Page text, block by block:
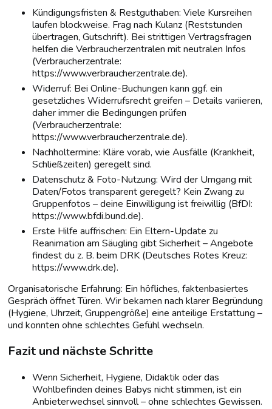
Kündigungsfristen & Restguthaben: Viele Kursreihen
laufen blockweise. Frag nach Kulanz (Reststunden
übertragen, Gutschrift). Bei strittigen Vertragsfragen
helfen die Verbraucherzentralen mit neutralen Infos
(Verbraucherzentrale:
https://www.verbraucherzentrale.de).
Widerruf: Bei Online-Buchungen kann ggf. ein
gesetzliches Widerrufsrecht greifen – Details variieren,
daher immer die Bedingungen prüfen
(Verbraucherzentrale:
https://www.verbraucherzentrale.de).
Nachholtermine: Kläre vorab, wie Ausfälle (Krankheit,
Schließzeiten) geregelt sind.
Datenschutz & Foto-Nutzung: Wird der Umgang mit
Daten/Fotos transparent geregelt? Kein Zwang zu
Gruppenfotos – deine Einwilligung ist freiwillig (BfDI:
https://www.bfdi.bund.de).
Erste Hilfe auffrischen: Ein Eltern-Update zu
Reanimation am Säugling gibt Sicherheit – Angebote
findest du z. B. beim DRK (Deutsches Rotes Kreuz:
https://www.drk.de).
Organisatorische Erfahrung: Ein höfliches, faktenbasiertes
Gespräch öffnet Türen. Wir bekamen nach klarer Begründung
(Hygiene, Uhrzeit, Gruppengröße) eine anteilige Erstattung –
und konnten ohne schlechtes Gefühl wechseln.
Fazit und nächste Schritte
Wenn Sicherheit, Hygiene, Didaktik oder das
Wohlbefinden deines Babys nicht stimmen, ist ein
Anbieterwechsel sinnvoll – ohne schlechtes Gewissen.